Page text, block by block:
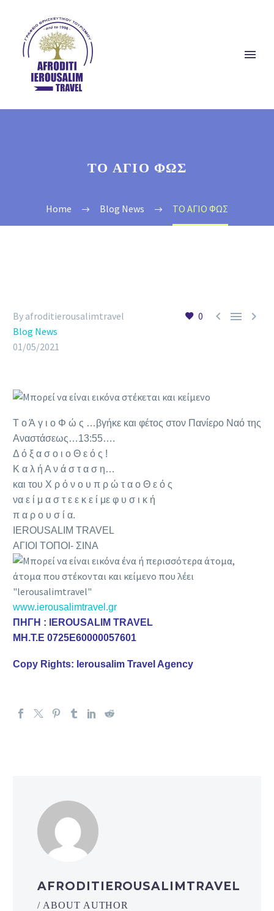
ΤΟ ΑΓΙΟ ΦΩΣ
Home Blog News ΤΟ ΑΓΙΟ ΦΩΣ
0   
By afroditierousalimtravel
Blog News
01/05/2021
Τ ο Ά γ ι ο Φ ώ ς …βγήκε και φέτος στον Πανίερο Ναό της
Αναστάσεως…13:55….
Δ ό ξ α σ ο ι ο Θ ε ό ς !
Κ α λ ή Α ν ά σ τ α σ η…
και του Χ ρ ό ν ο υ π ρ ώ τ α ο Θ ε ό ς
να ε ί μ α σ τ ε ε κ ε ί με φ υ σ ι κ ή
π α ρ ο υ σ ί α.
IEROUSALIM TRAVEL
ΑΓΙΟΙ ΤΟΠΟΙ- ΣΙΝΑ
www.ierousalimtravel.gr
ΠΗΓΗ : IEROUSALIM TRAVEL
MH.T.E 0725E60000057601
Copy Rights: Ierousalim Travel Agency
AFRODITIEROUSALIMTRAVEL
/ ABOUT AUTHOR